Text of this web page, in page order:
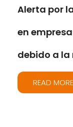
Alerta por
en
debido a
READ MORE